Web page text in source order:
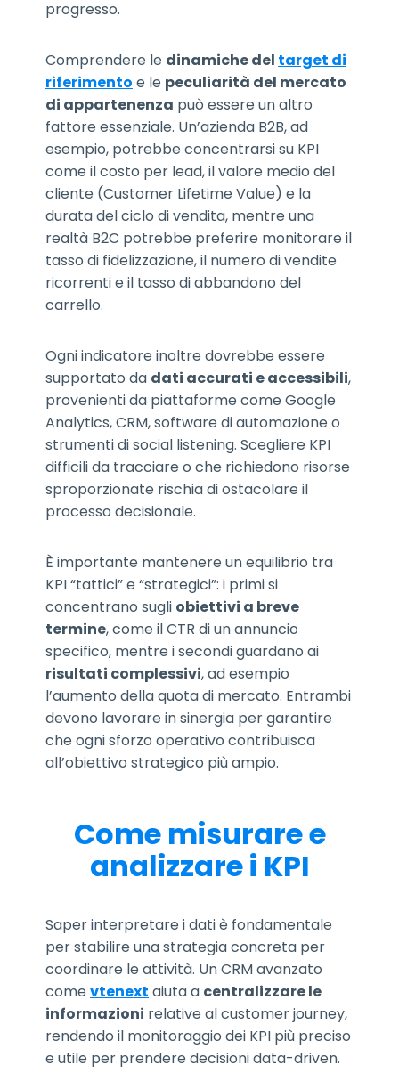
progresso.
Comprendere le dinamiche del target di
riferimento e le peculiarità del mercato
di appartenenza può essere un altro
fattore essenziale. Un’azienda B2B, ad
esempio, potrebbe concentrarsi su KPI
come il costo per lead, il valore medio del
cliente (Customer Lifetime Value) e la
durata del ciclo di vendita, mentre una
realtà B2C potrebbe preferire monitorare il
tasso di fidelizzazione, il numero di vendite
ricorrenti e il tasso di abbandono del
carrello.
Ogni indicatore inoltre dovrebbe essere
supportato da dati accurati e accessibili,
provenienti da piattaforme come Google
Analytics, CRM, software di automazione o
strumenti di social listening. Scegliere KPI
difficili da tracciare o che richiedono risorse
sproporzionate rischia di ostacolare il
processo decisionale.
È importante mantenere un equilibrio tra
KPI “tattici” e “strategici”: i primi si
concentrano sugli obiettivi a breve
termine, come il CTR di un annuncio
specifico, mentre i secondi guardano ai
risultati complessivi, ad esempio
l’aumento della quota di mercato. Entrambi
devono lavorare in sinergia per garantire
che ogni sforzo operativo contribuisca
all’obiettivo strategico più ampio.
Come misurare e
analizzare i KPI
Saper interpretare i dati è fondamentale
per stabilire una strategia concreta per
coordinare le attività. Un CRM avanzato
come vtenext aiuta a centralizzare le
informazioni relative al customer journey,
rendendo il monitoraggio dei KPI più preciso
e utile per prendere decisioni data-driven.